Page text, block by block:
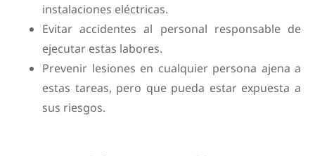
instalaciones eléctricas.
Evitar accidentes al personal responsable de
ejecutar estas labores.
Prevenir lesiones en cualquier persona ajena a
estas tareas, pero que pueda estar expuesta a
sus riesgos.